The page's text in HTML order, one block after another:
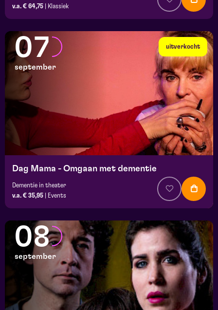
v.a. € 64,75
Klassiek
uitverkocht
07
september
Dag Mama - Omgaan met dementie
Dementie in theater
v.a. € 35,95
Events
08
september